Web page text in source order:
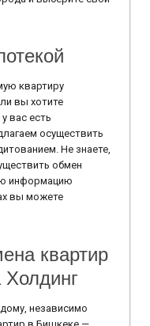
квартиру
вы хотите
вас есть
осуществить
Не знаете,
обмен
информацию
вы можете
квартир
независимо